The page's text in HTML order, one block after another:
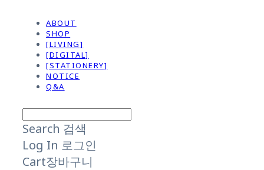
ABOUT
SHOP
[LIVING]
[DIGITAL]
[STATIONERY]
NOTICE
Q&A
Search 검색
Log In 로그인
Cart장바구니